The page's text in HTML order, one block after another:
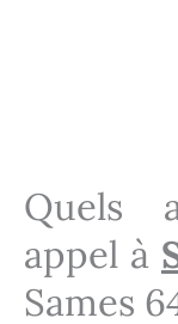
Quels
appel à
Sames